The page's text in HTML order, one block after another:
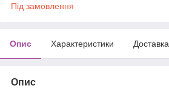
Під замовлення
Опис Характеристики Доставка
Опис